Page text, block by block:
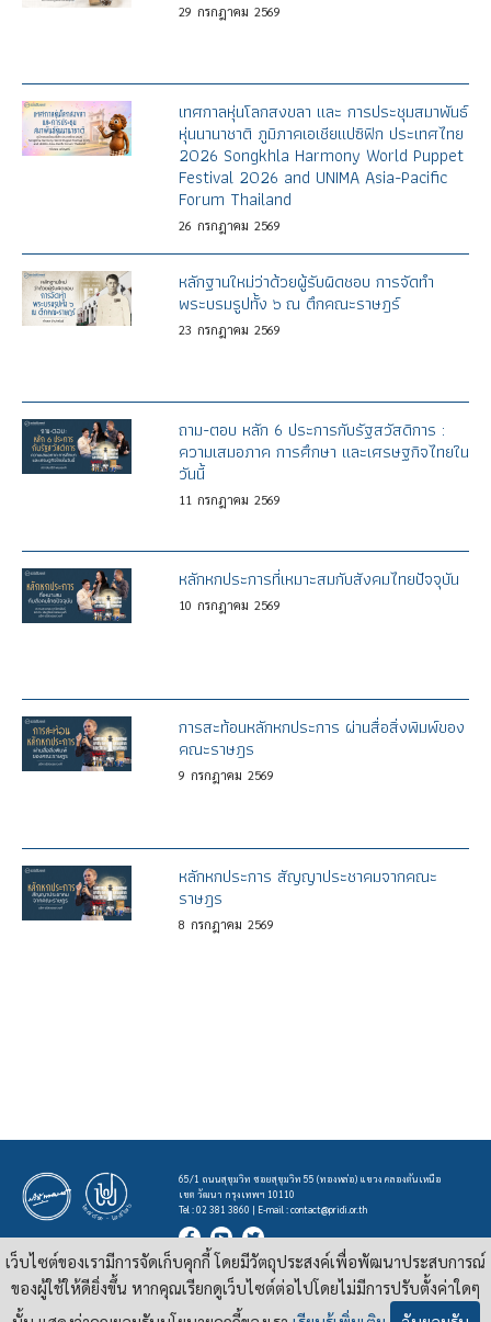
29 กรกฎาคม 2569
เทศกาลหุ่นโลกสงขลา และ การประชุมสมาพันธ์
หุ่นนานาชาติ ภูมิภาคเอเชียแปซิฟิก ประเทศไทย
2026 Songkhla Harmony World Puppet
Festival 2026 and UNIMA Asia-Pacific
Forum Thailand
26 กรกฎาคม 2569
หลักฐานใหม่ว่าด้วยผู้รับผิดชอบ การจัดทำ
พระบรมรูปทั้ง ๖ ณ ตึกคณะราษฎร์
23 กรกฎาคม 2569
ถาม-ตอบ หลัก 6 ประการกับรัฐสวัสดิการ :
ความเสมอภาค การศึกษา และเศรษฐกิจไทยใน
วันนี้
11 กรกฎาคม 2569
หลักหกประการที่เหมาะสมกับสังคมไทยปัจจุบัน
10 กรกฎาคม 2569
การสะท้อนหลักหกประการ ผ่านสื่อสิ่งพิมพ์ของ
คณะราษฎร
9 กรกฎาคม 2569
หลักหกประการ สัญญาประชาคมจากคณะ
ราษฎร
8 กรกฎาคม 2569
65/1 ถนนสุขุมวิท ซอยสุขุมวิท 55 (ทองหล่อ) แขวง คลองตันเหนือ
เขต วัฒนา กรุงเทพฯ 10110
Tel : 02 381 3860 | E-mail :contact@pridi.or.th
บทความ รูปภาพ และสื่ออื่นๆ ที่มีสัญลักษณ์ของสถาบันปรีดี พนมยงค์ ในเว็บไซต์https://pridi.or.th
เผยแพร่ภายใต้สัญญาอนุญาตครีเอทีฟคอมมอนส์แบบแสดงที่มา-ไม่ใช่เชิงพาณิชย์ 4.0 สากล
เว็บไซต์ของเรามีการจัดเก็บคุกกี้ โดยมีวัตถุประสงค์เพื่อพัฒนาประสบการณ์
ของผู้ใช้ให้ดียิ่งขึ้น หากคุณเรียกดูเว็บไซต์ต่อไปโดยไม่มีการปรับตั้งค่าใดๆ